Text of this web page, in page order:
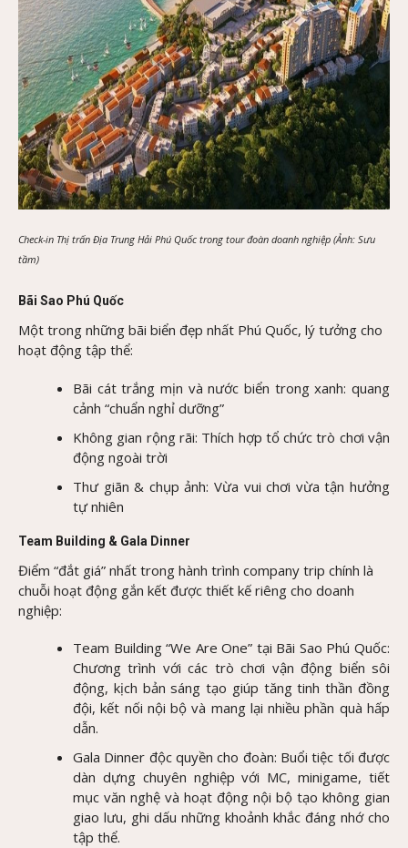
Check-in Thị trấn Địa Trung Hải Phú Quốc trong tour đoàn doanh nghiệp (Ảnh: Sưu
tầm)
Bãi Sao Phú Quốc
Một trong những bãi biển đẹp nhất Phú Quốc, lý tưởng cho
hoạt động tập thể:
Bãi cát trắng mịn và nước biển trong xanh: quang
cảnh “chuẩn nghỉ dưỡng”
Không gian rộng rãi: Thích hợp tổ chức trò chơi vận
động ngoài trời
Thư giãn & chụp ảnh: Vừa vui chơi vừa tận hưởng
tự nhiên
Team Building & Gala Dinner
Điểm “đắt giá” nhất trong hành trình company trip chính là
chuỗi hoạt động gắn kết được thiết kế riêng cho doanh
nghiệp:
Team Building “We Are One” tại Bãi Sao Phú Quốc:
Chương trình với các trò chơi vận động biển sôi
động, kịch bản sáng tạo giúp tăng tinh thần đồng
đội, kết nối nội bộ và mang lại nhiều phần quà hấp
dẫn.
Gala Dinner độc quyền cho đoàn: Buổi tiệc tối được
dàn dựng chuyên nghiệp với MC, minigame, tiết
mục văn nghệ và hoạt động nội bộ tạo không gian
giao lưu, ghi dấu những khoảnh khắc đáng nhớ cho
tập thể.